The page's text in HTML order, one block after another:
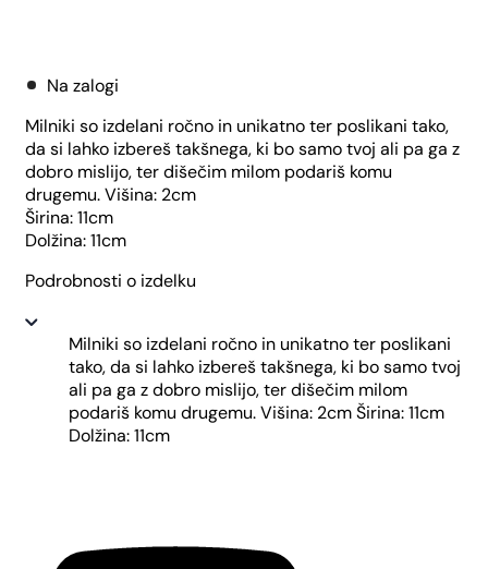
Na zalogi
Milniki so izdelani ročno in unikatno ter poslikani tako,
da si lahko izbereš takšnega, ki bo samo tvoj ali pa ga z
dobro mislijo, ter dišečim milom podariš komu
drugemu. Višina: 2cm
Širina: 11cm
Dolžina: 11cm
Podrobnosti o izdelku
Milniki so izdelani ročno in unikatno ter poslikani
tako, da si lahko izbereš takšnega, ki bo samo tvoj
ali pa ga z dobro mislijo, ter dišečim milom
podariš komu drugemu. Višina: 2cm Širina: 11cm
Dolžina: 11cm